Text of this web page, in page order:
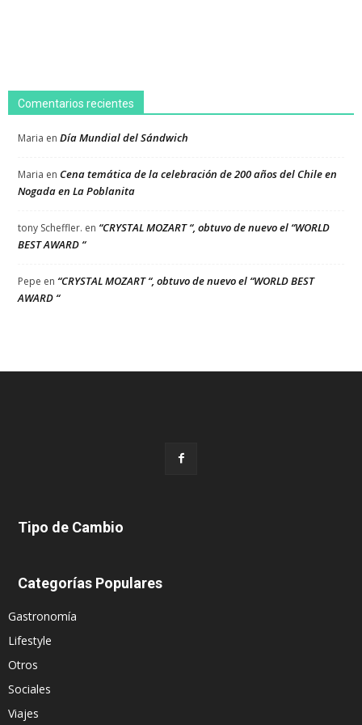
Comentarios recientes
Maria en Día Mundial del Sándwich
Maria en Cena temática de la celebración de 200 años del Chile en
Nogada en La Poblanita
tony Scheffler. en “CRYSTAL MOZART “, obtuvo de nuevo el “WORLD
BEST AWARD “
Pepe en “CRYSTAL MOZART “, obtuvo de nuevo el “WORLD BEST
AWARD “
Tipo de Cambio
Categorías Populares
Gastronomía
Lifestyle
Otros
Sociales
Viajes